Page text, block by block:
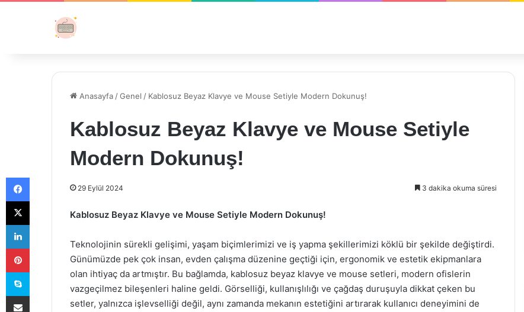
Anasayfa /Genel / Kablosuz Beyaz Klavye ve Mouse Setiyle Modern Dokunuş!
Kablosuz Beyaz Klavye ve Mouse Setiyle
Modern Dokunuş!
29 Eylül 2024 3 dakika okuma süresi
Kablosuz Beyaz Klavye ve Mouse Setiyle Modern Dokunuş!
Teknolojinin sürekli gelişimi, yaşam biçimlerimizi ve iş yapma şekillerimizi köklü bir şekilde değiştirdi.
Günümüzde pek çok insan, evden çalışma düzenine geçtiği için, ergonomik ve estetik ekipmanlara
olan ihtiyaç da artmıştır. Bu bağlamda, kablosuz beyaz klavye ve mouse setleri, modern ofislerin
vazgeçilmez bileşenleri haline geldi. Görselliği, kullanışlılığı ve çağdaş duruşuyla dikkat çeken bu
setler, yalnızca işlevselliği değil, aynı zamanda mekanın estetiğini artırarak kullanıcı deneyimini de
Facebook
X
LinkedIn
Pinterest
Skype
E-Posta ile paylaş